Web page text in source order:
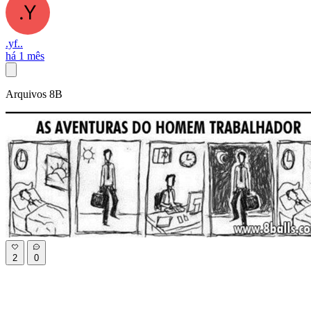
.yf..
há 1 mês
Arquivos 8B
2 0